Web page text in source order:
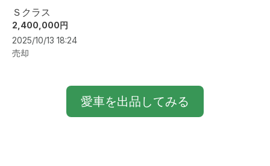
Ｓクラス
2,400,000円
2025/10/13 18:24
売却
愛車を出品してみる